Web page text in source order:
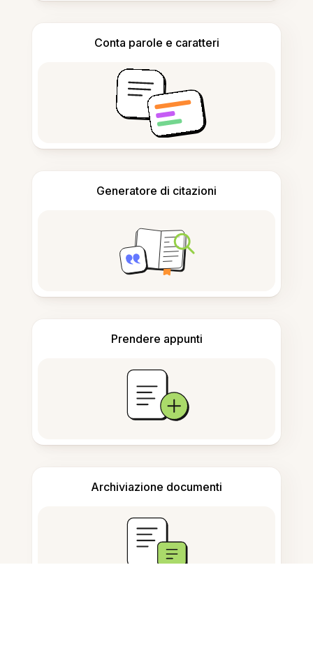
Conta parole e caratteri
Generatore di citazioni
Prendere appunti
Archiviazione documenti